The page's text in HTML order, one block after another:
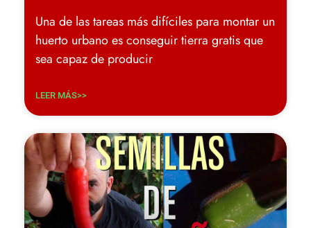
Una de las tareas más difíciles para montar un
huerto urbano es conseguir tierra gratis que
sea capaz de producir
LEER MÁS>>